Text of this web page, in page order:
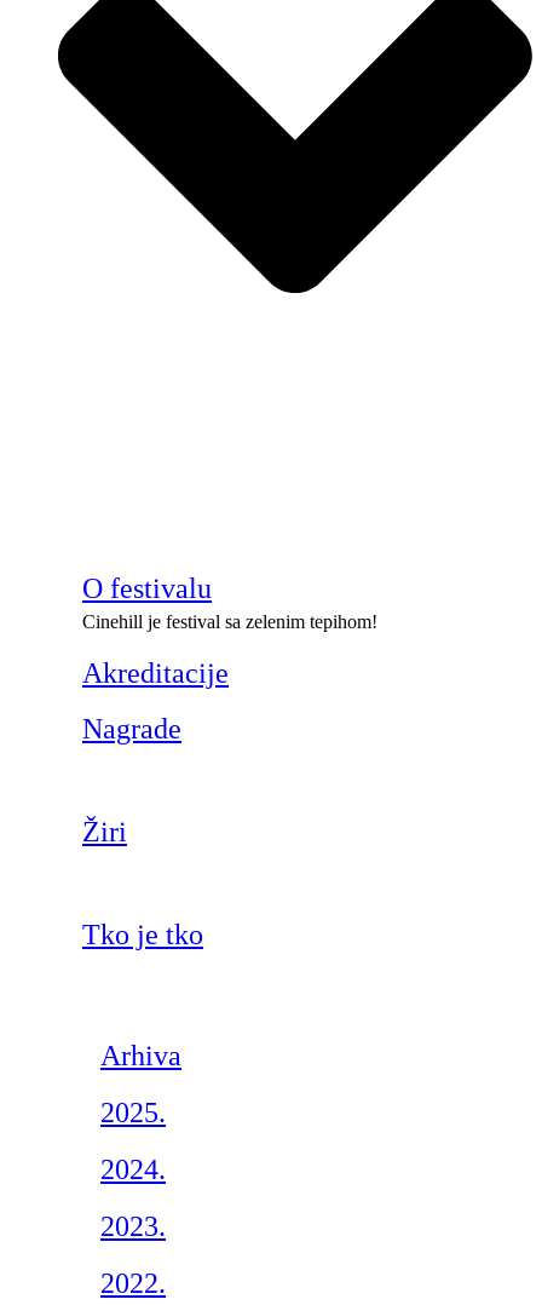
O festivalu
Cinehill je festival sa zelenim tepihom!
Akreditacije
Nagrade
Žiri
Tko je tko
Arhiva
2025.
2024.
2023.
2022.